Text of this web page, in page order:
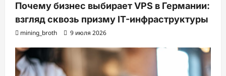
Почему бизнес выбирает VPS в Германии:
взгляд сквозь призму IT-инфраструктуры
mining_broth 9 июля 2026